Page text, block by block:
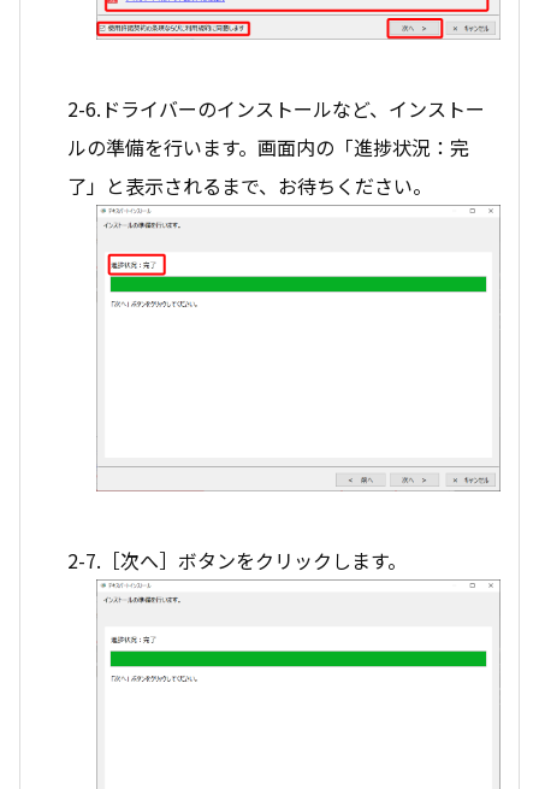
2-6.ドライバーのインストールなど、インストー
ルの準備を行います。画面内の「進捗状況：完
了」と表示されるまで、お待ちください。
2-7.［次へ］ボタンをクリックします。